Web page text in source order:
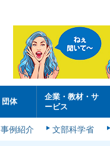
団体
企業・教材・サ
ービス
事例紹介 文部科学省